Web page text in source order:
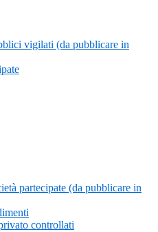
vigilati (da pubblicare in
partecipate (da pubblicare in
controllati